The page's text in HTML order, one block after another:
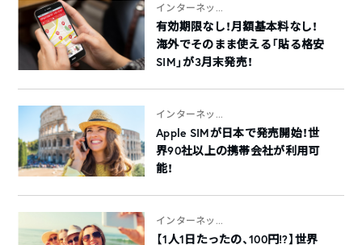
インターネッ...
有効期限なし！月額基本料なし！
海外でそのまま使える「貼る格安
SIM」が3月末発売！
インターネッ...
Apple SIMが日本で発売開始！世
界90社以上の携帯会社が利用可
能！
インターネッ...
【1人1日たったの、100円!?】世界